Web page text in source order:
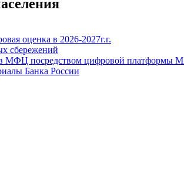
оценка в 2026-2027г.г.
сбережений
МФЦ посредством цифровой платформы
Банка России